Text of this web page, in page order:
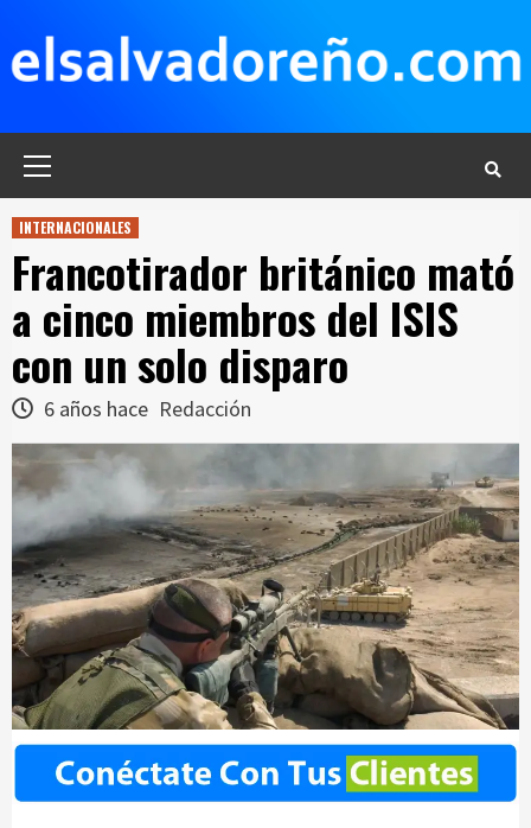
contenido
INTERNACIONALES
Francotirador británico mató
a cinco miembros del ISIS
con un solo disparo
6 años hace Redacción